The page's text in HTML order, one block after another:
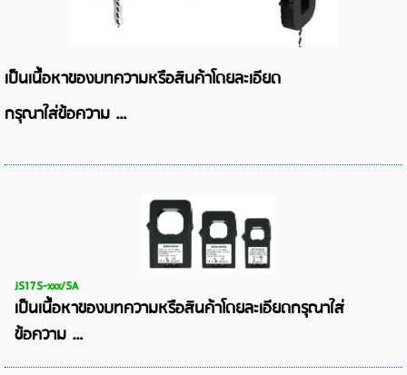
เป็นเนื้อหาของบทความหรือสินค้าโดยละเอียด
กรุณาใส่ข้อความ …
JS17S-xxx/5A
เป็นเนื้อหาของบทความหรือสินค้าโดยละเอียดกรุณาใส่
ข้อความ …